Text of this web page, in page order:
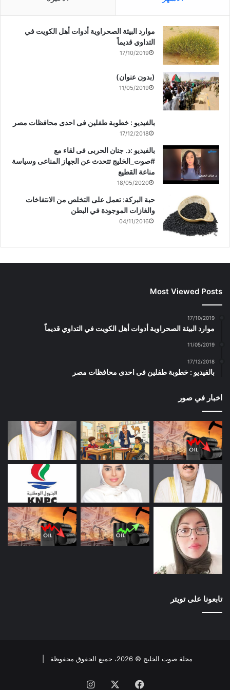
موارد البيئة الصحراوية أدوات أهل الكويت في
التداوي قديماً
17/10/2019
(بدون عنوان)
11/05/2019
بالفيديو : خطوبة طفلين فى احدى محافظات مصر
17/12/2018
بالفيديو :د. جنان الحربى فى لقاء مع
#صوت_الخليج تتحدث عن الجهاز المناعى وسياسة
مناعة القطيع
18/05/2020
حبة البركة: تعمل على التخلص من الانتفاخات
والغازات الموجودة في البطن
04/11/2016
Most Viewed Posts
17/10/2019
موارد البيئة الصحراوية أدوات أهل الكويت في التداوي قديماً
11/05/2019
17/12/2018
بالفيديو : خطوبة طفلين فى احدى محافظات مصر
اخبار في صور
تابعونا على تويتر
مجلة صوت الخليج © 2026، جميع الحقوق محفوظة |
فيسبوك انستقرام